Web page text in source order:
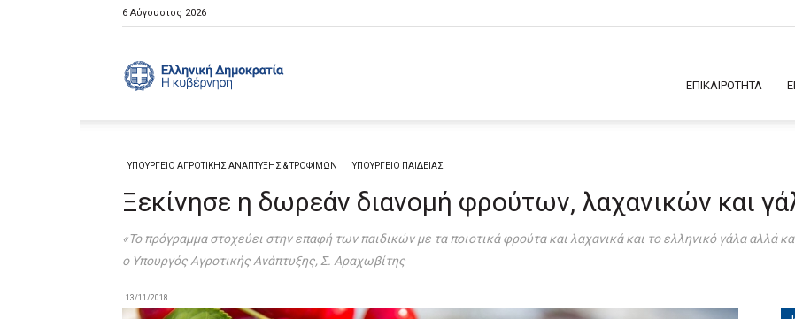
6 Αύγουστος 2026
Κυβέρνηση
ΕΠΙΚΑΙΡΟΤΗΤΑ
ΥΠΟΥΡΓΕΙΟ ΑΓΡΟΤΙΚΗΣ ΑΝΑΠΤΥΞΗΣ & ΤΡΟΦΙΜΩΝ ΥΠΟΥΡΓΕΙΟ ΠΑΙΔΕΙΑΣ
Ξεκίνησε η δωρεάν διανομή φρούτων, λαχανικών και
«Το πρόγραμμα στοχεύει στην επαφή των παιδικών με τα ποιοτικά φρούτα και λαχανικά και το ελληνικό γάλα αλλά
ο Υπουργός Αγροτικής Ανάπτυξης, Σ. Αραχωβίτης
13/11/2018